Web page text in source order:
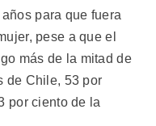
para que fuera
pese a que el
más de la mitad de
de Chile, 53 por
por ciento de la